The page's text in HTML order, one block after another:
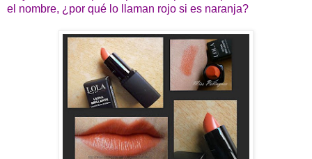
el nombre, ¿por qué lo llaman rojo si es naranja?